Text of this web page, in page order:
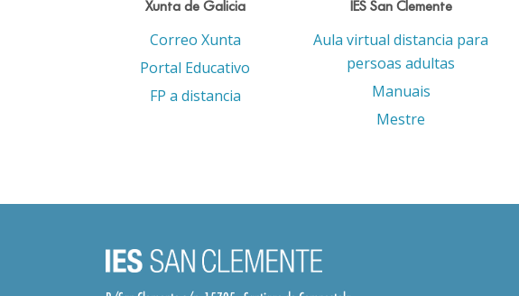
Xunta de Galicia
Correo Xunta
Portal Educativo
FP a distancia
IES San Clemente
Aula virtual distancia para
persoas adultas
Manuais
Mestre